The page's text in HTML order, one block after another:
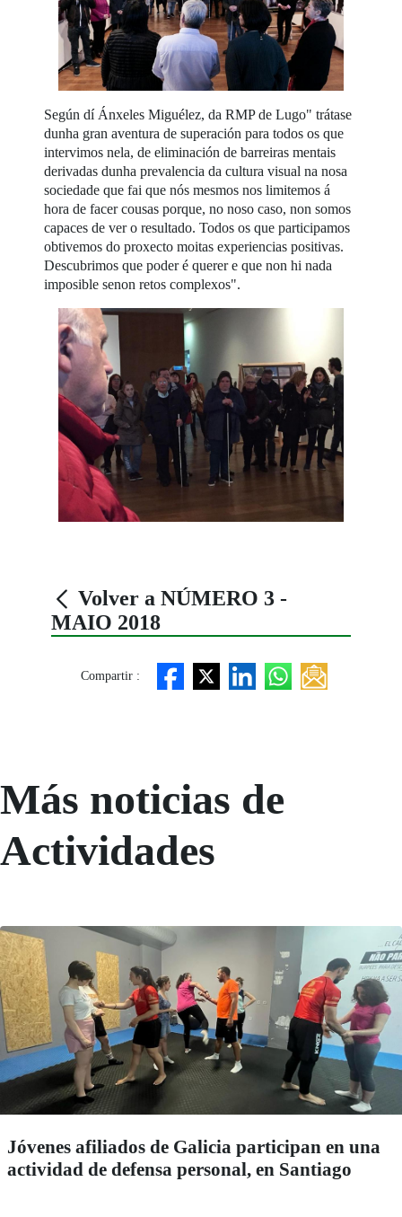
Según dí Ánxeles Miguélez, da RMP de Lugo" trátase
dunha gran aventura de superación para todos os que
intervimos nela, de eliminación de barreiras mentais
derivadas dunha prevalencia da cultura visual na nosa
sociedade que fai que nós mesmos nos limitemos á
hora de facer cousas porque, no noso caso, non somos
capaces de ver o resultado. Todos os que participamos
obtivemos do proxecto moitas experiencias positivas.
Descubrimos que poder é querer e que non hi nada
imposible senon retos complexos".
Volver a NÚMERO 3 -
MAIO 2018
Compartir :
Más noticias de
Actividades
Jóvenes afiliados de Galicia participan en una
actividad de defensa personal, en Santiago